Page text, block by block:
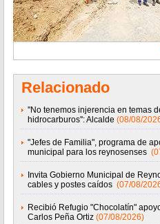
Relacionado
''No tenemos injerencia en temas
hidrocarburos'': Alcalde (08/08/
"Jefes de Familia", programa de
municipal para los reynosenses
Invita Gobierno Municipal de
cables y postes caídos (07/08/
Recibió Refugio "Chocolatín"
Carlos Peña Ortiz (07/08/2026)